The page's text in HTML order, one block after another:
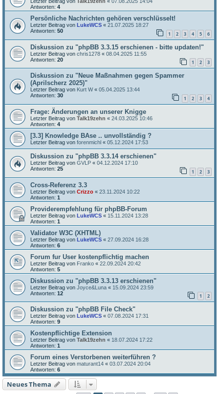
Antworten: 4
Persönliche Nachrichten gehören verschlüsselt!
Letzter Beitrag von LukeWCS « 21.07.2025 18:27
Antworten: 50 1 2 3 4 5 6
Diskussion zu "phpBB 3.3.15 erschienen - bitte updaten!"
Letzter Beitrag von chris1278 « 08.04.2025 11:55
Antworten: 20 1 2 3
Diskussion zu "Neue Maßnahmen gegen Spammer
(Aprilscherz 2025)"
Letzter Beitrag von Kurt W« 05.04.2025 13:44
Antworten: 30 1 2 3 4
Frage: Änderungen an unserer Knigge
Letzter Beitrag von Talk19zehn « 24.03.2025 10:46
Antworten: 4
[3.3] Knowledge BAse .. unvollständig ?
Letzter Beitrag von forenmichl « 05.12.2024 17:53
Diskussion zu "phpBB 3.3.14 erschienen"
Letzter Beitrag von GVLP « 04.12.2024 17:10
Antworten: 25 1 2 3
Cross-Referenz 3.3
Letzter Beitrag von Crizzo « 23.11.2024 10:22
Antworten: 1
Providerempfehlung für phpBB-Forum
Letzter Beitrag von LukeWCS « 15.11.2024 13:28
Antworten: 1
Validator W3C (XHTML)
Letzter Beitrag von LukeWCS « 27.09.2024 16:28
Antworten: 6
Forum fur User kostenpflichtig machen
Letzter Beitrag von Franko « 22.09.2024 20:42
Antworten: 5
Diskussion zu "phpBB 3.3.13 erschienen"
Letzter Beitrag von Joyce&Luna « 15.09.2024 23:59
Antworten: 12 1 2
Diskussion zu "phpBB File Check"
Letzter Beitrag von LukeWCS « 07.08.2024 17:31
Antworten: 9
Kostenpflichtige Extension
Letzter Beitrag von Talk19zehn « 18.07.2024 17:22
Antworten: 1
Forum eines Verstorbenen weiterführen ?
Letzter Beitrag von maturant14 « 03.07.2024 20:04
Antworten: 6
Neues Thema